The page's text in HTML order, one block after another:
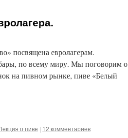
посвящена евролагерам.
по всему миру. Мы поговорим о
на пивном рынке, пиве «Белый
о пиве | 12 комментариев